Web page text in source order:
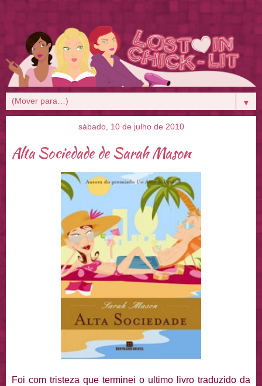
▼
sábado, 10 de julho de 2010
Alta Sociedade de Sarah Mason
Foi com tristeza que terminei o ultimo livro traduzido da